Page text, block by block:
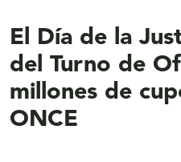
El Día de la
del Turno de
millones de
ONCE